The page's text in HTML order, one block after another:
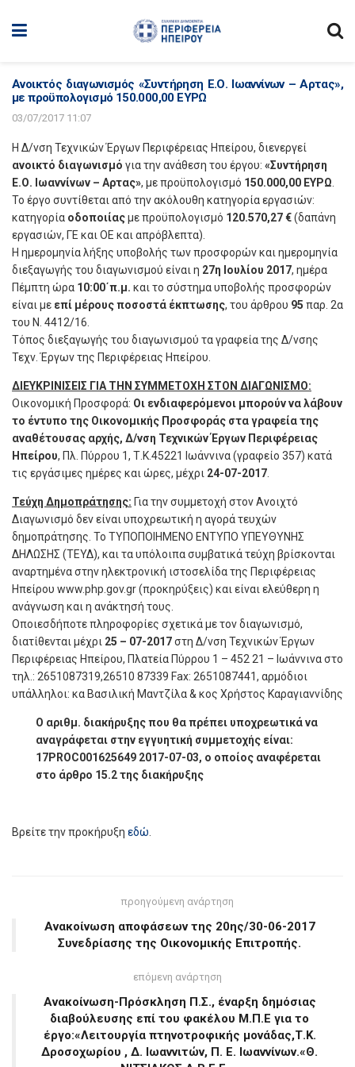
Ανοικτός διαγωνισμός «Συντήρηση Ε.Ο. Ιωαννίνων – Αρτας»,
με προϋπολογισμό 150.000,00 ΕΥΡΩ
03/07/2017 11:07
Η Δ/νση Τεχνικών Έργων Περιφέρειας Ηπείρου, διενεργεί
ανοικτό διαγωνισμό για την ανάθεση του έργου: «Συντήρηση
Ε.Ο. Ιωαννίνων – Αρτας», με προϋπολογισμό 150.000,00 ΕΥΡΩ
Το έργο συντίθεται από την ακόλουθη κατηγορία εργασιών:
κατηγορία οδοποιίαςμε προϋπολογισμό 120.570,27 €(δαπάνη
εργασιών, ΓΕ και ΟΕ και απρόβλεπτα).
Η ημερομηνία λήξης υποβολής των προσφορών και ημερομηνία
διεξαγωγής του διαγωνισμού είναι η 27η Ιουλίου 2017, ημέρα
Πέμπτη ώρα 10:00΄π.μ. και το σύστημα υποβολής προσφορών
είναι με επί μέρους ποσοστά έκπτωσης, του άρθρου 95 παρ. 2α
του Ν. 4412/16.
Τόπος διεξαγωγής του διαγωνισμού τα γραφεία της Δ/νσης
Τεχν. Έργων της Περιφέρειας Ηπείρου.
ΔΙΕΥΚΡΙΝΙΣΕΙΣ ΓΙΑ ΤΗΝ ΣΥΜΜΕΤΟΧΗ ΣΤΟΝ ΔΙΑΓΩΝΙΣΜΟ:
Οικονομική Προσφορά: Οι ενδιαφερόμενοι μπορούν να λάβουν
το έντυπο της Οικονομικής Προσφοράς στα γραφεία της
αναθέτουσας αρχής, Δ/νση Τεχνικών Έργων Περιφέρειας
Ηπείρου, Πλ. Πύρρου 1, Τ.Κ.45221 Ιωάννινα (γραφείο 357) κατά
τις εργάσιμες ημέρες και ώρες, μέχρι 24-07-2017
Τεύχη Δημοπράτησης: Για την συμμετοχή στον Ανοιχτό
Διαγωνισμό δεν είναι υποχρεωτική η αγορά τευχών
δημοπράτησης. Το ΤΥΠΟΠΟΙΗΜΕΝΟ ΕΝΤΥΠΟ ΥΠΕΥΘΥΝΗΣ
ΔΗΛΩΣΗΣ (TEΥΔ), και τα υπόλοιπα συμβατικά τεύχη βρίσκονται
αναρτημένα στην ηλεκτρονική ιστοσελίδα της Περιφέρειας
Ηπείρου www.php.gov.gr (προκηρύξεις) και είναι ελεύθερη η
ανάγνωση και η ανάκτησή τους.
Οποιεσδήποτε πληροφορίες σχετικά με τον διαγωνισμό,
διατίθενται μέχρι 25 – 07-2017στη Δ/νση Τεχνικών Έργων
Περιφέρειας Ηπείρου, Πλατεία Πύρρου 1 – 452 21 – Ιωάννινα στο
τηλ.: 2651087319,26510 87339 Fax: 2651087441, αρμόδιοι
υπάλληλοι: κα Βασιλική Μαντζίλα & κος Χρήστος Καραγιαννίδης
Ο αριθμ. διακήρυξης που θα πρέπει υποχρεωτικά να
αναγράφεται στην εγγυητική συμμετοχής είναι:
17PROC001625649 2017-07-03, ο οποίος αναφέρεται
στο άρθρο 15.2 της διακήρυξης
Βρείτε την προκήρυξη εδώ
προηγούμενη ανάρτηση
Ανακοίνωση αποφάσεων της 20ης/30-06-2017
Συνεδρίασης της Οικονομικής Επιτροπής.
επόμενη ανάρτηση
Ανακοίνωση-Πρόσκληση Π.Σ., έναρξη δημόσιας
διαβούλευσης επί του φακέλου Μ.Π.Ε για το
έργο:«Λειτουργία πτηνοτροφικής μονάδας,Τ.Κ.
Δροσοχωρίου , Δ. Ιωαννιτών, Π. Ε. Ιωαννίνων.«Θ.